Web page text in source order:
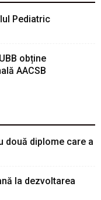
Pediatric
obține
AACSB
două diplome care a
la dezvoltarea